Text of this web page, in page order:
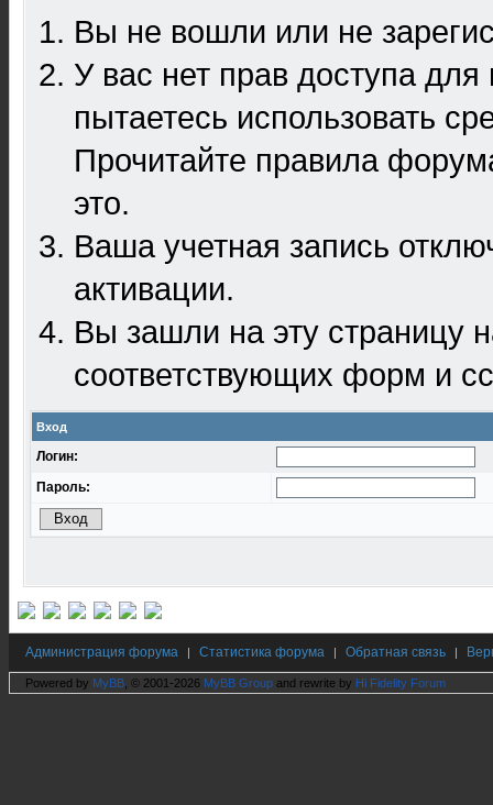
Вы не вошли или не
У вас нет прав доступа
пытаетесь использовать
Прочитайте правила
это.
Ваша учетная запись
активации.
Вы зашли на эту
соответствующих форм и
Вход
Логин:
Пароль:
Администрация форума | Статистика форума | Обратная связь |
Powered by MyBB , © 2001-2026 MyBB Group and rewrite by Hi Fidelity Forum